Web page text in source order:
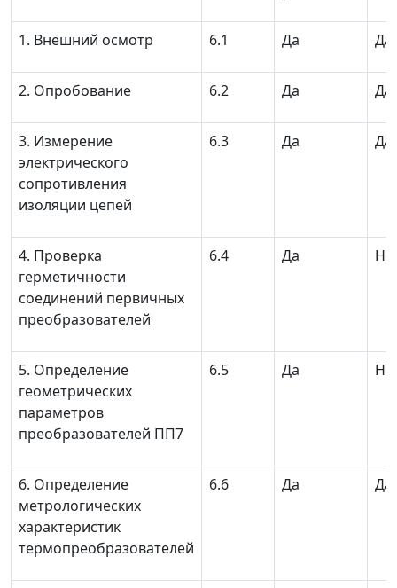
1. Внешний осмотр 6.1 Да Да
2. Опробование 6.2 Да Да
3. Измерение
электрического
сопротивления
изоляции цепей
6.3 Да Да
4. Проверка
герметичности
соединений первичных
преобразователей
6.4 Да
5. Определение
геометрических
параметров
преобразователей ПП7
6.5 Да
6. Определение
метрологических
характеристик
термопреобразователей
6.6 Да Да